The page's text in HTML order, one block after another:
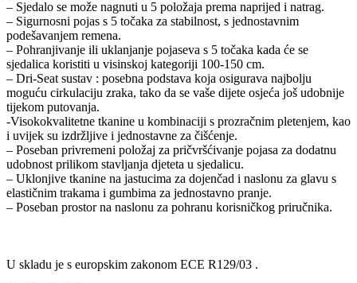
– Sjedalo se može nagnuti u 5 položaja prema naprijed i natrag.
– Sigurnosni pojas s 5 točaka za stabilnost, s jednostavnim
podešavanjem remena.
– Pohranjivanje ili uklanjanje pojaseva s 5 točaka kada će se
sjedalica koristiti u visinskoj kategoriji 100-150 cm.
– Dri-Seat sustav : posebna podstava koja osigurava najbolju
moguću cirkulaciju zraka, tako da se vaše dijete osjeća još udobnije
tijekom putovanja.
-Visokokvalitetne tkanine u kombinaciji s prozračnim pletenjem, kao
i uvijek su izdržljive i jednostavne za čišćenje.
– Poseban privremeni položaj za pričvršćivanje pojasa za dodatnu
udobnost prilikom stavljanja djeteta u sjedalicu.
– Uklonjive tkanine na jastucima za dojenčad i naslonu za glavu s
elastičnim trakama i gumbima za jednostavno pranje.
– Poseban prostor na naslonu za pohranu korisničkog priručnika.
U skladu je s europskim zakonom ECE R129/03 .